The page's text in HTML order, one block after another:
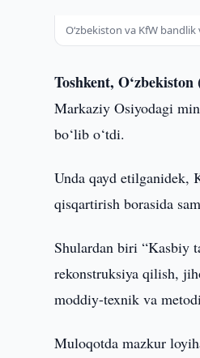
O‘zbekiston va KfW
Toshkent,
Markaziy Osiyodagi
bo‘lib o‘tdi.
Unda qayd etilganidek,
qisqartirish borasida
Shulardan biri “Kasbiy
rekonstruksiya qilish,
moddiy-texnik va
Muloqotda mazkur